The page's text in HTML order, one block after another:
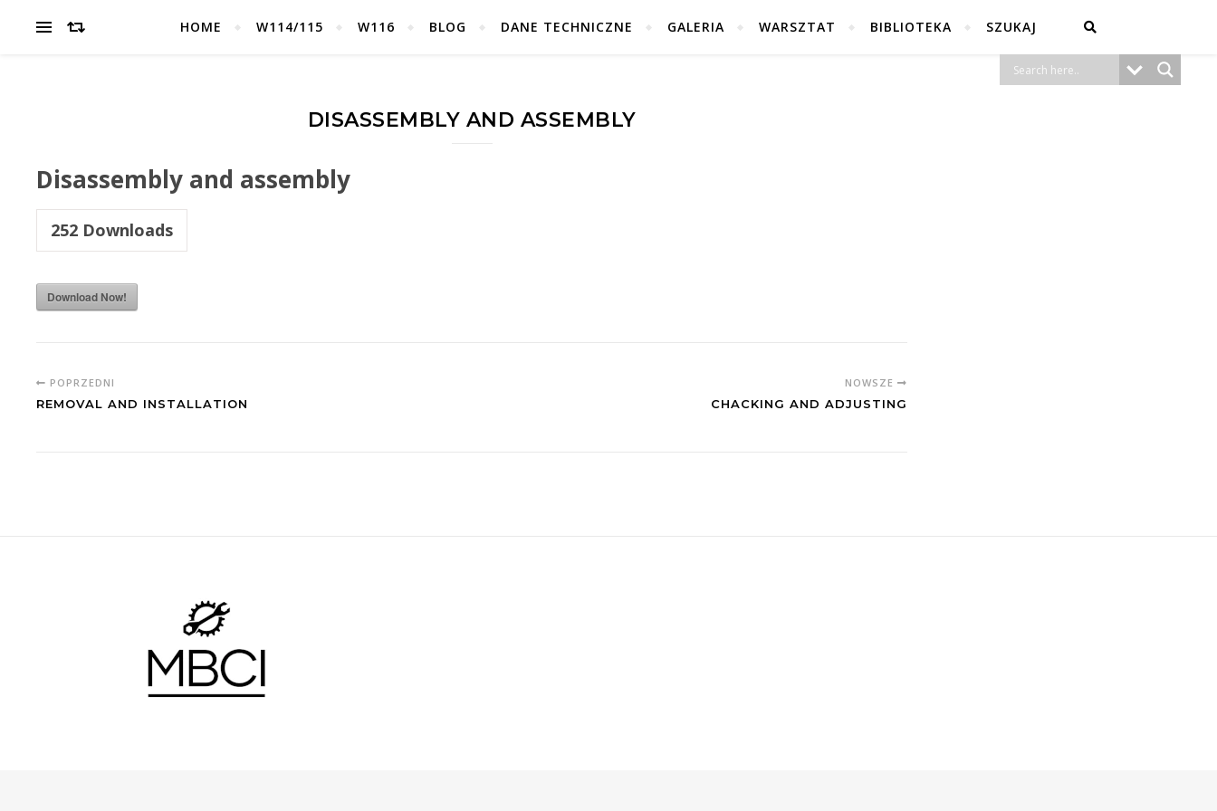
HOME W114/115 W116 BLOG DANE TECHNICZNE GALERIA WARSZTAT BIBLIOTEKA SZUKAJ
DISASSEMBLY AND ASSEMBLY
Disassembly and assembly
252 Downloads
Download Now!
POPRZEDNI
REMOVAL AND INSTALLATION
NOWSZE
CHACKING AND ADJUSTING